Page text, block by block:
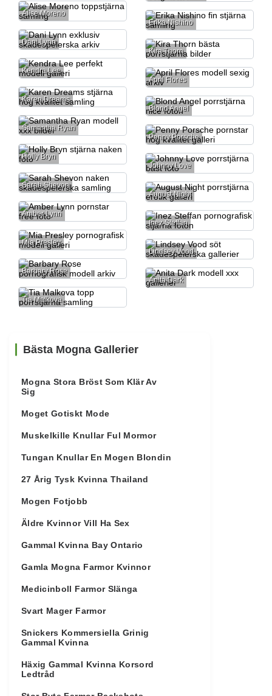
Alise Moreno
Erika Nishino
Dani Lynn
Kira Thorn
Kendra Lee
April Flores
Karen Dreams
Blond Angel
Samantha Ryan
Penny Porsche
Holly Bryn
Johnny Love
Sarah Shevon
August Night
Amber Lynn
Inez Steffan
Mia Presley
Lindsey Vood
Barbary Rose
Anita Dark
Tia Malkova
Bästa Mogna Gallerier
Mogna Stora Bröst Som Klär Av
Sig
Moget Gotiskt Mode
Muskelkille Knullar Ful Mormor
Tungan Knullar En Mogen Blondin
27 Årig Tysk Kvinna Thailand
Mogen Fotjobb
Äldre Kvinnor Vill Ha Sex
Gammal Kvinna Bay Ontario
Gamla Mogna Farmor Kvinnor
Medicinboll Farmor Slänga
Svart Mager Farmor
Snickers Kommersiella Grinig
Gammal Kvinna
Häxig Gammal Kvinna Korsord
Ledtråd